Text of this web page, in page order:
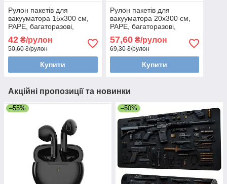
Рулон пакетів для
вакууматора 15x300 см,
PAPE, багаторазові,
миються
42 ₴/рулон
50,60 ₴/рулон
Купити
Рулон пакетів для
вакууматора 20x300 см,
PAPE, багаторазові,
миються
57,60₴/рулон
69,30 ₴/рулон
Купити
Акційні пропозиції та новинки
–55% –50%